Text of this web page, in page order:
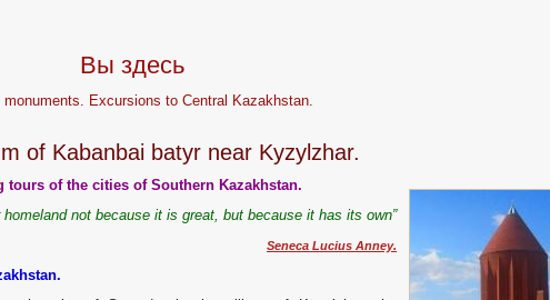
Вы здесь
monuments. Excursions to Central Kazakhstan.
of Kabanbai batyr near Kyzylzhar.
tours of the cities of Southern Kazakhstan.
homeland not because it is great, but because it has its own”
Seneca Lucius Anney.